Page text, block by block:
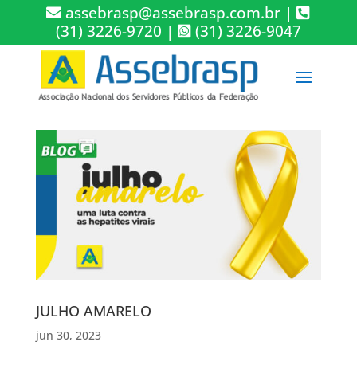
assebrasp@assebrasp.com.br |
(31) 3226-9720 | (31) 3226-9047
JULHO AMARELO
jun 30, 2023